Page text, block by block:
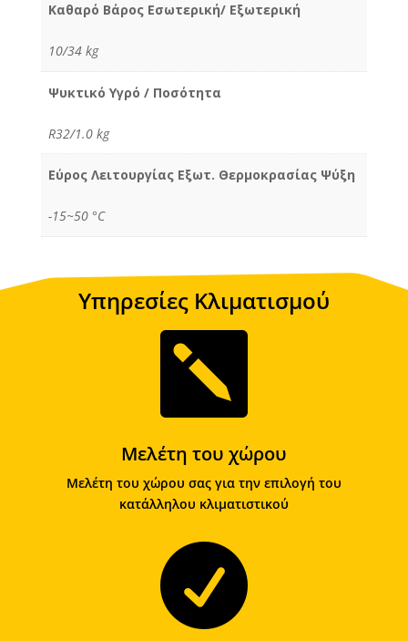
Καθαρό Βάρος Εσωτερική/ Εξωτερική
10/34 kg
Ψυκτικό Υγρό / Ποσότητα
R32/1.0 kg
Εύρος Λειτουργίας Εξωτ. Θερμοκρασίας Ψύξη
-15~50 °C
Υπηρεσίες Κλιματισμού

Μελέτη του χώρου
Μελέτη του χώρου σας για την επιλογή του
κατάλληλου κλιματιστικού
